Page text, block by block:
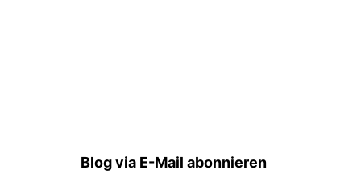
Blog via E-Mail abonnieren